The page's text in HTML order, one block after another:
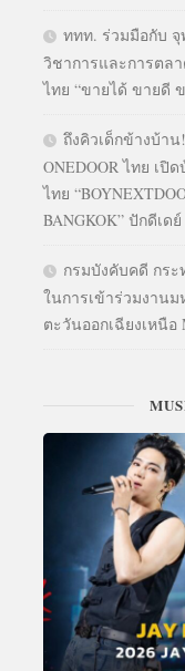
ททท. ร่วมมือกับ
วิชาการและการตล
ไทย “ขายได้ ขายดี
ถึงคิวเด็กข้างบ้าน
ONEDOOR ไทย เ
ไทย
BANGKOK” ปักดีเด
กรมบังคับคดี กระ
ในการเข้าร่วมงาน
ตะวันออกเฉียงเหนือ